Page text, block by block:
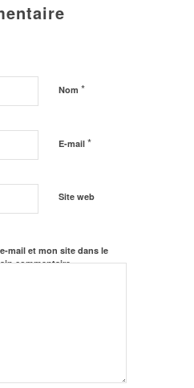
Nom *
E-mail *
Site web
mail et mon site dans le
commentaire.